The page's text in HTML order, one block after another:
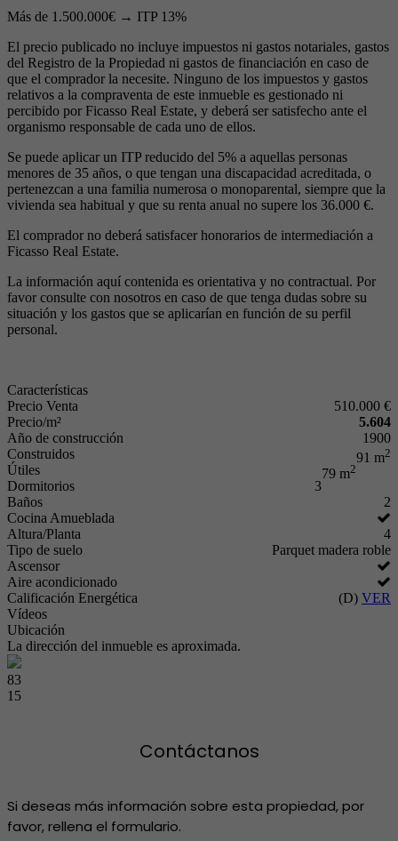
Más de 1.500.000€ → ITP 13%
El precio publicado no incluye impuestos ni gastos notariales, gastos
del Registro de la Propiedad ni gastos de financiación en caso de
que el comprador la necesite. Ninguno de los impuestos y gastos
relativos a la compraventa de este inmueble es gestionado ni
percibido por Ficasso Real Estate, y deberá ser satisfecho ante el
organismo responsable de cada uno de ellos.
Se puede aplicar un ITP reducido del 5% a aquellas personas
menores de 35 años, o que tengan una discapacidad acreditada, o
pertenezcan a una familia numerosa o monoparental, siempre que la
vivienda sea habitual y que su renta anual no supere los 36.000 €.
El comprador no deberá satisfacer honorarios de intermediación a
Ficasso Real Estate.
La información aquí contenida es orientativa y no contractual. Por
favor consulte con nosotros en caso de que tenga dudas sobre su
situación y los gastos que se aplicarían en función de su perfil
personal.
Características
Precio Venta
510.000 €
Precio/m²
5.604
Año de construcción
1900
Construidos
91 m2
Útiles 79 m2
Dormitorios
3
Baños
2
Cocina Amueblada
Altura/Planta
4
Tipo de suelo
Parquet madera roble
Ascensor
Aire acondicionado
Calificación Energética
(D) VER
Vídeos
Ubicación
La dirección del inmueble es aproximada.
83
15
Contáctanos
Si deseas más información sobre esta propiedad, por
favor, rellena el formulario.